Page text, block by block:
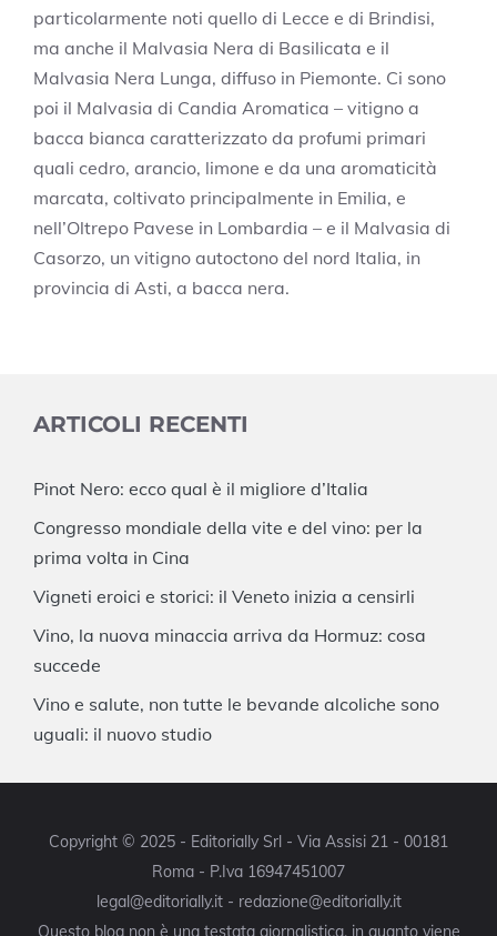
particolarmente noti quello di Lecce e di Brindisi,
ma anche il Malvasia Nera di Basilicata e il
Malvasia Nera Lunga, diffuso in Piemonte. Ci sono
poi il Malvasia di Candia Aromatica – vitigno a
bacca bianca caratterizzato da profumi primari
quali cedro, arancio, limone e da una aromaticità
marcata, coltivato principalmente in Emilia, e
nell’Oltrepo Pavese in Lombardia – e il Malvasia di
Casorzo, un vitigno autoctono del nord Italia, in
provincia di Asti, a bacca nera.
ARTICOLI RECENTI
Pinot Nero: ecco qual è il migliore d’Italia
Congresso mondiale della vite e del vino: per la
prima volta in Cina
Vigneti eroici e storici: il Veneto inizia a censirli
Vino, la nuova minaccia arriva da Hormuz: cosa
succede
Vino e salute, non tutte le bevande alcoliche sono
uguali: il nuovo studio
Copyright © 2025 - Editorially Srl - Via Assisi 21 - 00181
Roma - P.Iva 16947451007
legal@editorially.it - redazione@editorially.it
Questo blog non è una testata giornalistica, in quanto viene